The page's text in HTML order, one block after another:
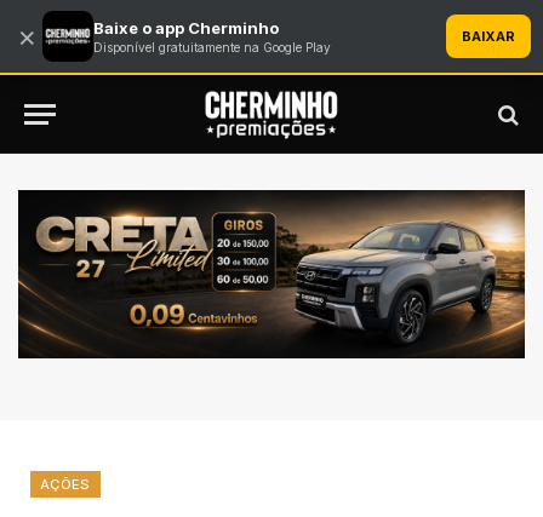
AÇÕES
× Baixe o app Cherminho
Disponível gratuitamente na Google Play
BAIXAR